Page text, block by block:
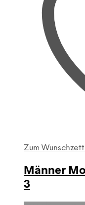
Zum
Männer
3